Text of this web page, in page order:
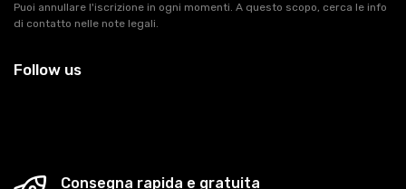
Puoi annullare l'iscrizione in ogni momenti. A questo scopo, cerca le info
di contatto nelle note legali.
Follow us
Consegna rapida e gratuita